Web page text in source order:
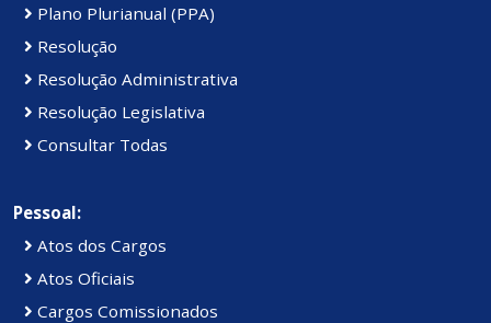
Plano Plurianual (PPA)
Resolução
Resolução Administrativa
Resolução Legislativa
Consultar Todas
Pessoal:
Atos dos Cargos
Atos Oficiais
Cargos Comissionados